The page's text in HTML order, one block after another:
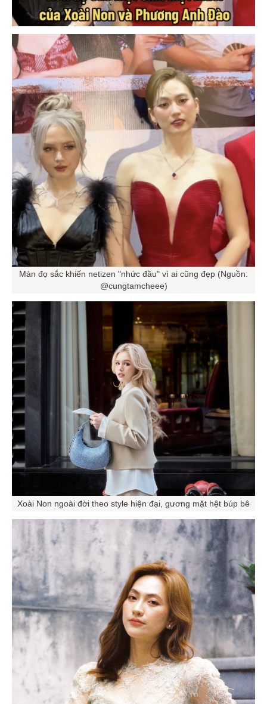
Màn đọ sắc khiến netizen "nhức đầu" vì ai cũng đẹp (Nguồn:
@cungtamcheee)
Xoài Non ngoài đời theo style hiện đại, gương mặt hệt búp bê